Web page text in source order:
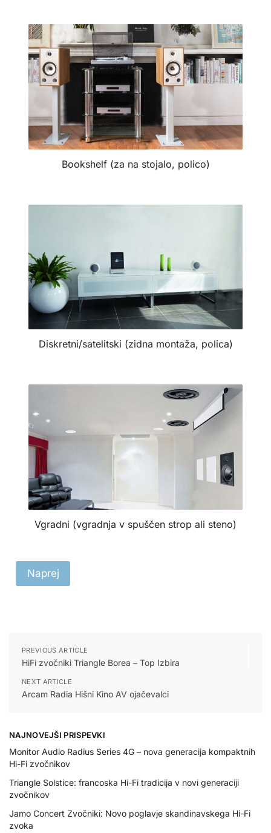
Bookshelf (za na stojalo, polico)
Diskretni/satelitski (zidna montaža, polica)
Vgradni (vgradnja v spuščen strop ali steno)
Naprej
PREVIOUS ARTICLE
HiFi zvočniki Triangle Borea – Top Izbira
NEXT ARTICLE
Arcam Radia Hišni Kino AV ojačevalci
NAJNOVEJŠI PRISPEVKI
Monitor Audio Radius Series 4G – nova generacija kompaktnih
Hi-Fi zvočnikov
Triangle Solstice: francoska Hi-Fi tradicija v novi generaciji
zvočnikov
Jamo Concert Zvočniki: Novo poglavje skandinavskega Hi-Fi
zvoka